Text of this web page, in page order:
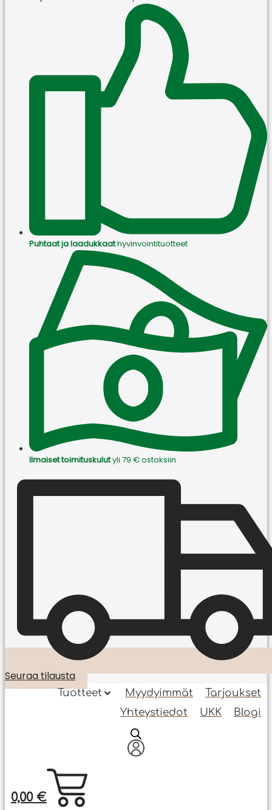
Puhtaat ja laadukkaathyvinvointituotteet
Ilmaiset toimituskulutyli 79 € ostoksiin
Seuraa tilausta
Tuotteet Myydyimmät
Tarjoukset
Yhteystiedot
UKK Blogi
0,00 €